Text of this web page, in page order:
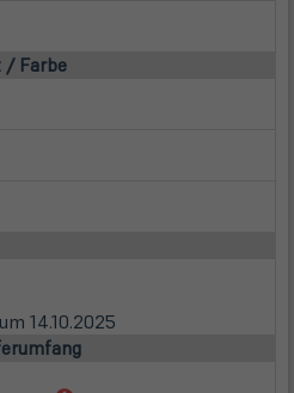
/ Farbe
14.10.2025